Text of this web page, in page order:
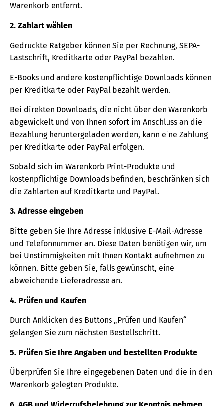
Warenkorb entfernt.
2. Zahlart wählen
Gedruckte Ratgeber können Sie per Rechnung, SEPA-
Lastschrift, Kreditkarte oder PayPal bezahlen.
E-Books und andere kostenpflichtige Downloads können
per Kreditkarte oder PayPal bezahlt werden.
Bei direkten Downloads, die nicht über den Warenkorb
abgewickelt und von Ihnen sofort im Anschluss an die
Bezahlung heruntergeladen werden, kann eine Zahlung
per Kreditkarte oder PayPal erfolgen.
Sobald sich im Warenkorb Print-Produkte und
kostenpflichtige Downloads befinden, beschränken sich
die Zahlarten auf Kreditkarte und PayPal.
3. Adresse eingeben
Bitte geben Sie Ihre Adresse inklusive E-Mail-Adresse
und Telefonnummer an. Diese Daten benötigen wir, um
bei Unstimmigkeiten mit Ihnen Kontakt aufnehmen zu
können. Bitte geben Sie, falls gewünscht, eine
abweichende Lieferadresse an.
4. Prüfen und Kaufen
Durch Anklicken des Buttons „Prüfen und Kaufen“
gelangen Sie zum nächsten Bestellschritt.
5. Prüfen Sie Ihre Angaben und bestellten Produkte
Überprüfen Sie Ihre eingegebenen Daten und die in den
Warenkorb gelegten Produkte.